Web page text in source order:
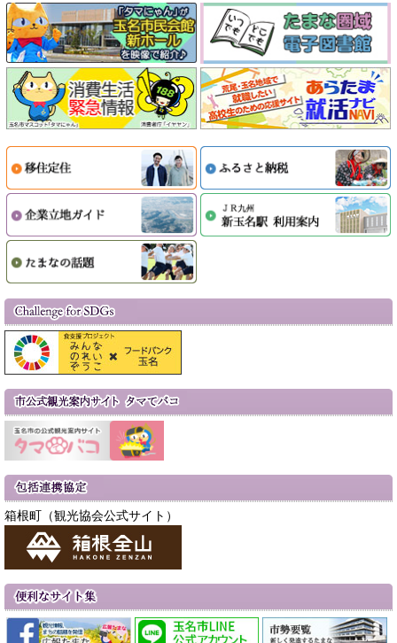
箱根町（観光協会公式サイト）